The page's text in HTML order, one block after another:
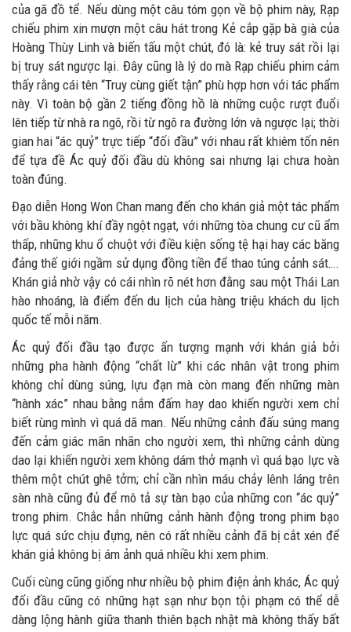
của gã đồ tể. Nếu dùng một câu tóm gọn về bộ phim này, Rạp
chiếu phim xin mượn một câu hát trong Kẻ cắp gặp bà già của
Hoàng Thùy Linh và biến tấu một chút, đó là: kẻ truy sát rồi lại
bị truy sát ngược lại. Đây cũng là lý do mà Rạp chiếu phim cảm
thấy rằng cái tên “Truy cùng giết tận” phù hợp hơn với tác phẩm
này. Vì toàn bộ gần 2 tiếng đồng hồ là những cuộc rượt đuổi
lên tiếp từ nhà ra ngõ, rồi từ ngõ ra đường lớn và ngược lại; thời
gian hai “ác quỷ” trực tiếp “đối đầu” với nhau rất khiêm tốn nên
để tựa đề Ác quỷ đối đầu dù không sai nhưng lại chưa hoàn
toàn đúng.
Đạo diễn Hong Won Chan mang đến cho khán giả một tác phẩm
với bầu không khí đầy ngột ngạt, với những tòa chung cư cũ ẩm
thấp, những khu ổ chuột với điều kiện sống tệ hại hay các băng
đảng thế giới ngầm sử dụng đồng tiền để thao túng cảnh sát….
Khán giả nhờ vậy có cái nhìn rõ nét hơn đằng sau một Thái Lan
hào nhoáng, là điểm đến du lịch của hàng triệu khách du lịch
quốc tế mỗi năm.
Ác quỷ đối đầu tạo được ấn tượng mạnh với khán giả bởi
những pha hành động “chất lừ” khi các nhân vật trong phim
không chỉ dùng súng, lựu đạn mà còn mang đến những màn
“hành xác” nhau bằng nắm đấm hay dao khiến người xem chỉ
biết rùng mình vì quá dã man. Nếu những cảnh đấu súng mang
đến cảm giác mãn nhãn cho người xem, thì những cảnh dùng
dao lại khiến người xem không dám thở mạnh vì quá bạo lực và
thêm một chút ghê tởm; chỉ cần nhìn máu chảy lênh láng trên
sàn nhà cũng đủ để mô tả sự tàn bạo của những con “ác quỷ”
trong phim. Chắc hẳn những cảnh hành động trong phim bạo
lực quá sức chịu đựng, nên có rất nhiều cảnh đã bị cắt xén để
khán giả không bị ám ảnh quá nhiều khi xem phim.
Cuối cùng cũng giống như nhiều bộ phim điện ảnh khác, Ác quỷ
đối đầu cũng có những hạt sạn như bọn tội phạm có thể dễ
dàng lộng hành giữa thanh thiên bạch nhật mà không thấy bất